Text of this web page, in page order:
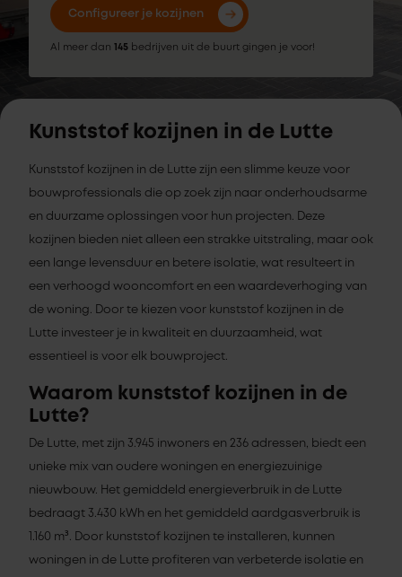
Configureer je kozijnen
Al meer dan 145 bedrijven uit de buurt gingen je voor!
Kunststof kozijnen in de Lutte
Kunststof kozijnen in de Lutte zijn een slimme keuze voor
bouwprofessionals die op zoek zijn naar onderhoudsarme
en duurzame oplossingen voor hun projecten. Deze
kozijnen bieden niet alleen een strakke uitstraling, maar ook
een lange levensduur en betere isolatie, wat resulteert in
een verhoogd wooncomfort en een waardeverhoging van
de woning. Door te kiezen voor kunststof kozijnen in de
Lutte investeer je in kwaliteit en duurzaamheid, wat
essentieel is voor elk bouwproject.
Waarom kunststof kozijnen in de
Lutte?
De Lutte, met zijn 3.945 inwoners en 236 adressen, biedt een
unieke mix van oudere woningen en energiezuinige
nieuwbouw. Het gemiddeld energieverbruik in de Lutte
bedraagt 3.430 kWh en het gemiddeld aardgasverbruik is
1.160 m³. Door kunststof kozijnen te installeren, kunnen
woningen in de Lutte profiteren van verbeterde isolatie en